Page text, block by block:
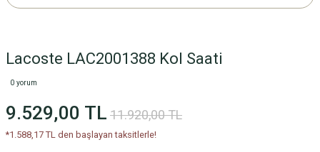
Lacoste LAC2001388 Kol Saati
0 yorum
9.529,00 TL 11.920,00 TL
*1.588,17 TL den başlayan taksitlerle!